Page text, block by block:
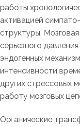
работы
активацией
структуры.
серьезного
эндогенных
интенсивности
других стрессовых
работу мозговых
Органические